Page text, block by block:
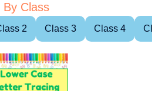
By Class
2 Class 3 Class 4